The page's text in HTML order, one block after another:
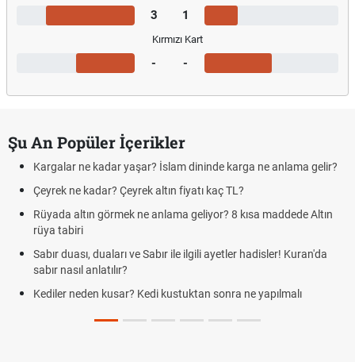
3 1
Kırmızı Kart
- -
Şu An Popüler İçerikler
Kargalar ne kadar yaşar? İslam dininde karga ne anlama gelir?
Çeyrek ne kadar? Çeyrek altın fiyatı kaç TL?
Rüyada altın görmek ne anlama geliyor? 8 kısa maddede Altın
rüya tabiri
Sabır duası, duaları ve Sabır ile ilgili ayetler hadisler! Kuran'da
sabır nasıl anlatılır?
Kediler neden kusar? Kedi kustuktan sonra ne yapılmalı